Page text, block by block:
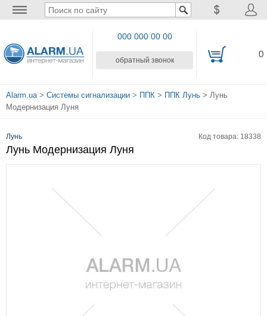
000 000 00 00
обратный звонок
0
Alarm.ua> Системы сигнализации > ППК > ППК Лунь > Лунь
Модернизация Луня
Лунь Код товара: 18338
Лунь Модернизация Луня